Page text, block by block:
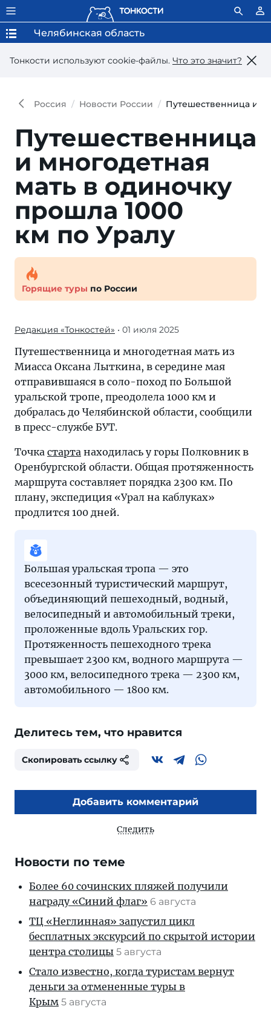
Тонкости используют сookie-файлы. Что это значит?
Челябинская область
Россия Новости России Путешественница и
Путешест­венница
и много­детная
мать в оди­ноч­ку
прош­ла 1000
км по Уралу
Горящие туры по России
Редакция «Тонкостей» • 01 июля 2025
Путешественница и многодетная мать из
Миасса Оксана Лыткина, в середине мая
отправившаяся в соло-поход по Большой
уральской тропе, преодолела 1000 км и
добралась до Челябинской области, сообщили
в пресс-службе БУТ.
Точка старта находилась у горы Полковник в
Оренбургской области. Общая протяженность
маршрута составляет порядка 2300 км. По
плану, экспедиция «Урал на каблуках»
продлится 100 дней.
Большая уральская тропа — это
всесезонный туристический маршрут,
объединяющий пешеходный, водный,
велосипедный и автомобильный треки,
проложенные вдоль Уральских гор.
Протяженность пешеходного трека
превышает 2300 км, водного маршрута —
3000 км, велосипедного трека — 2300 км,
автомобильного — 1800 км.
Делитесь тем, что нравится
Скопировать ссылку
Добавить комментарий
Следить
Новости по теме
Более 60 сочинских пляжей получили
награду «Синий флаг» 6 августа
ТЦ «Неглинная» запустил цикл
бесплатных экскурсий по скрытой истории
центра столицы 5 августа
Стало известно, когда туристам вернут
деньги за отмененные туры в
Крым 5 августа